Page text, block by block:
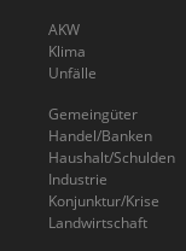
AKW
Klima
Unfälle
Gemeingüter
Handel/Banken
Haushalt/Schulden
Industrie
Konjunktur/Krise
Landwirtschaft